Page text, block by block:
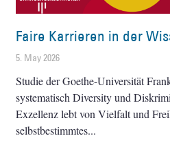
Faire Karrieren in der
5. May 2026
Studie der Goethe-Universität
systematisch Diversity und
Exzellenz lebt von Vielfalt und
selbstbestimmtes